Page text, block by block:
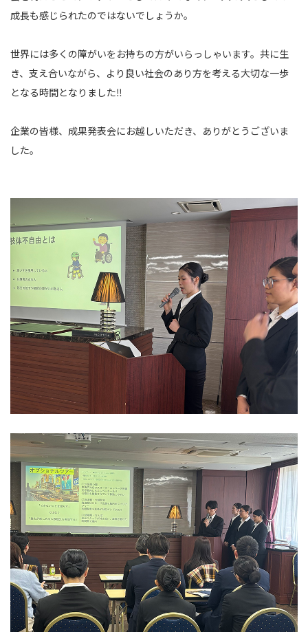
成長も感じられたのではないでしょうか。
世界には多くの障がいをお持ちの方がいらっしゃいます。共に生
き、支え合いながら、 より良い社会のあり方を考える大切な一歩
となる時間となりました‼️
企業の皆様、成果発表会にお越しいただき、ありがとうございま
した。